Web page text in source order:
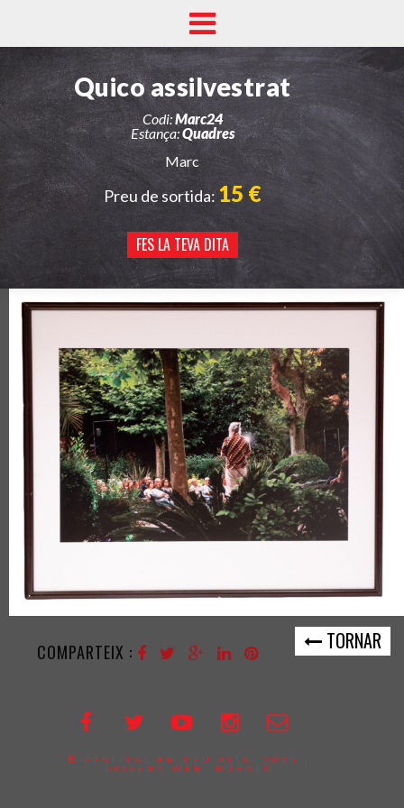
Quico assilvestrat
Codi:Marc24
Estança:Quadres
Marc
Preu de sortida:15 €
FES LA TEVA DITA
TORNAR
COMPARTEIX :
© FESTIVAL EN VEU ALTA, 2025 |
DISSENY WEB:
BUBALÚ